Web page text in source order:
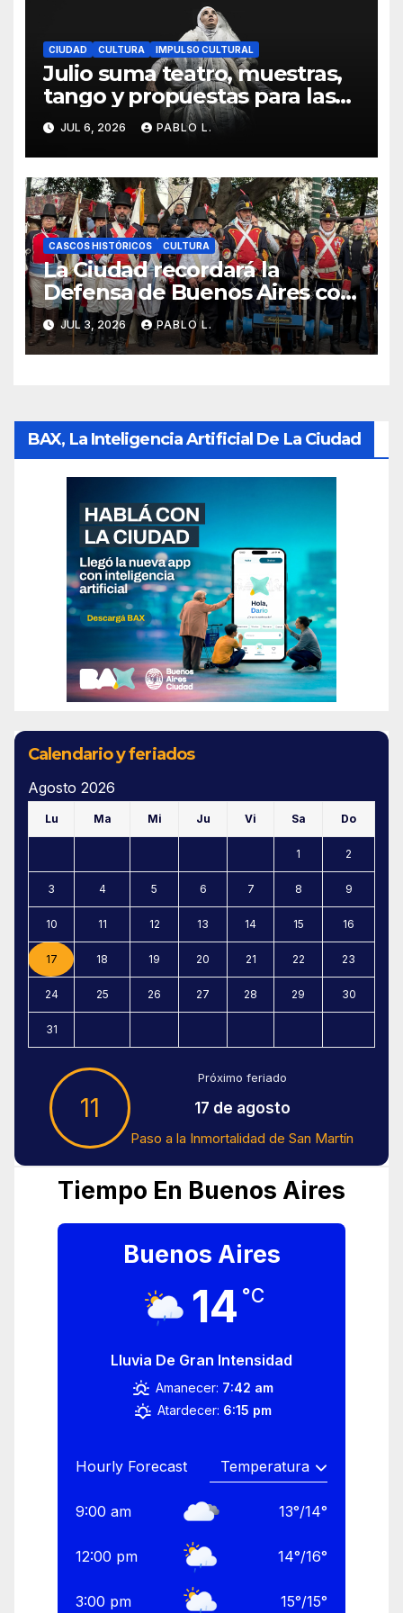
CIUDAD CULTURA IMPULSO CULTURAL
Julio suma teatro, muestras,
tango y propuestas para las
infancias en distintos
espacios porteños
JUL 6, 2026 PABLO L.
CASCOS HISTÓRICOS CULTURA
La Ciudad recordará la
Defensa de Buenos Aires con
una jornada histórica abierta
al público
JUL 3, 2026 PABLO L.
BAX, La Inteligencia Artificial De La Ciudad
Calendario y feriados
Agosto 2026
Lu Ma Mi Ju Vi Sa Do
1 2
3 4 5 6 7 8 9
10 11 12 13 14 15 16
17 18 19 20 21 22 23
24 25 26 27 28 29 30
31
11
Próximo feriado
17 de agosto
Paso a la Inmortalidad de San Martín
Tiempo En Buenos Aires
Buenos Aires
14 °C
Lluvia De Gran Intensidad
Amanecer: 7:42 am
Atardecer: 6:15 pm
Hourly Forecast
9:00 am 13°/14°
12:00 pm 14°/16°
3:00 pm 15°/15°